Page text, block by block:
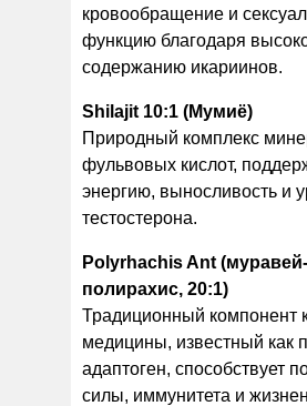
кровообращение и
функцию благодаря
содержанию икариинов.
Shilajit 10:1 (Мумиё)
Природный комплекс
фульвовых кислот,
энергию, выносливость и
тестостерона.
Polyrhachis Ant (муравей-
полирахис, 20:1)
Традиционный компонент
медицины, известный как
адаптоген, способствует
силы, иммунитета и